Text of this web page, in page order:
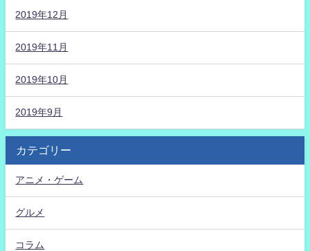
2019年12月
2019年11月
2019年10月
2019年9月
カテゴリー
アニメ・ゲーム
グルメ
コラム